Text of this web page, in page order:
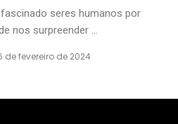
seres humanos por
nos surpreender ...
de fevereiro de 2024